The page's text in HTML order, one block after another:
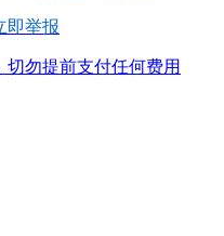
即举报
勿提前支付任何费用